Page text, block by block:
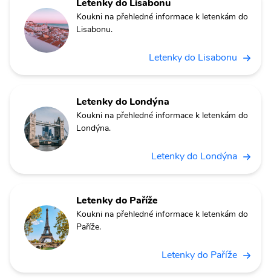
Letenky do Lisabonu
Koukni na přehledné informace k letenkám do
Lisabonu.
Letenky do Lisabonu
Letenky do Londýna
Koukni na přehledné informace k letenkám do
Londýna.
Letenky do Londýna
Letenky do Paříže
Koukni na přehledné informace k letenkám do
Paříže.
Letenky do Paříže